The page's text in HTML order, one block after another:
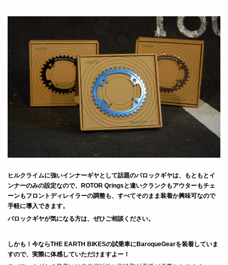
ヒルクライムに強いインナーギヤとして話題のバロックギヤは、もともとイ
ンナーのみの設定なので、ROTOR Qringsと違いクランクもアウターもチェ
ーンもフロントディレイラーの調整も、すべてそのまま装着か興味可なので
手軽に導入できます。
バロックギヤが気になる方は、ぜひご相談ください。
しかも！今ならTHE EARTH BIKESの試乗車にBaroqueGearを装着していま
すので、実際に体感していただけますよー！